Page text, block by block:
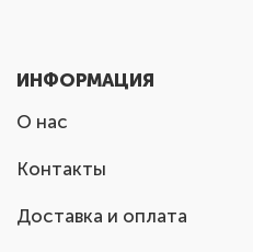
ИНФОРМАЦИЯ
О нас
Контакты
Доставка и оплата